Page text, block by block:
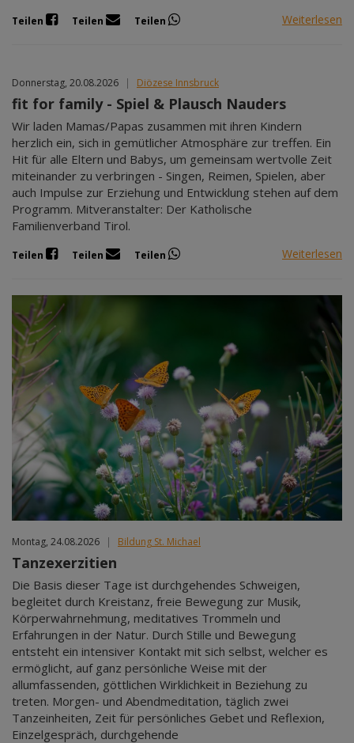
Teilen Teilen Teilen Weiterlesen
Donnerstag, 20.08.2026 | Diözese Innsbruck
fit for family - Spiel & Plausch Nauders
Wir laden Mamas/Papas zusammen mit ihren Kindern
herzlich ein, sich in gemütlicher Atmosphäre zur treffen. Ein
Hit für alle Eltern und Babys, um gemeinsam wertvolle Zeit
miteinander zu verbringen - Singen, Reimen, Spielen, aber
auch Impulse zur Erziehung und Entwicklung stehen auf dem
Programm. Mitveranstalter: Der Katholische
Familienverband Tirol.
Teilen Teilen Teilen Weiterlesen
Montag, 24.08.2026 | Bildung St. Michael
Tanzexerzitien
Die Basis dieser Tage ist durchgehendes Schweigen,
begleitet durch Kreistanz, freie Bewegung zur Musik,
Körperwahrnehmung, meditatives Trommeln und
Erfahrungen in der Natur. Durch Stille und Bewegung
entsteht ein intensiver Kontakt mit sich selbst, welcher es
ermöglicht, auf ganz persönliche Weise mit der
allumfassenden, göttlichen Wirklichkeit in Beziehung zu
treten. Morgen- und Abendmeditation, täglich zwei
Tanzeinheiten, Zeit für persönliches Gebet und Reflexion,
Einzelgespräch, durchgehende